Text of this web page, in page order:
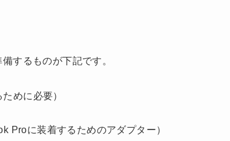
するものが下記です。
めに必要）
Proに装着するためのアダプター）